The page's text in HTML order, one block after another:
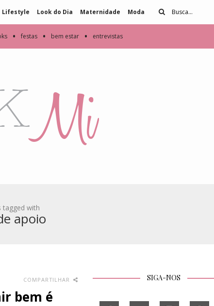
Lifestyle Look do Dia Maternidade Moda
• festas • bem estar • entrevistas
tagged with
apoio
COMPARTILHAR
bem é
SIGA-NOS